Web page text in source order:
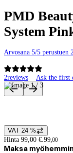
PMD
System
Arvosana 5/5 perustuen
2reviews Ask the first
Product images
Price details
VAT 24 %
Hinta 99,00 €. 99,00
Maksa